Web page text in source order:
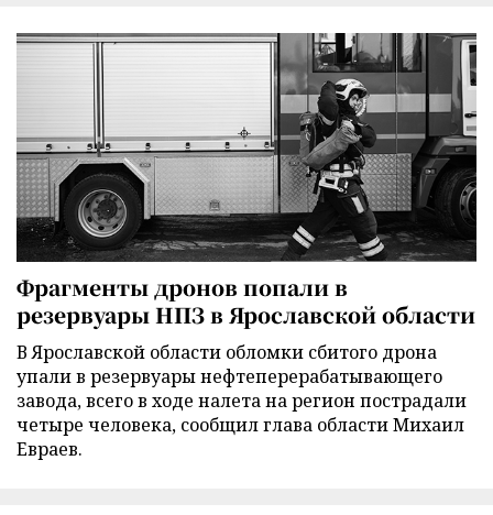
Фрагменты дронов попали в
резервуары НПЗ в Ярославской области
В Ярославской области обломки сбитого дрона
упали в резервуары нефтеперерабатывающего
завода, всего в ходе налета на регион пострадали
четыре человека, сообщил глава области Михаил
Евраев.